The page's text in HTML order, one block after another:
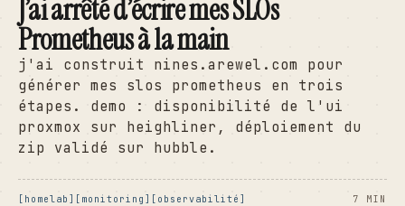
J’ai arrêté d’écrire mes SLOs
Prometheus à la main
j'ai construit nines.arewel.com pour
générer mes slos prometheus en trois
étapes. demo : disponibilité de l'ui
proxmox sur heighliner, déploiement du
zip validé sur hubble.
homelab monitoring observabilité 7 MIN